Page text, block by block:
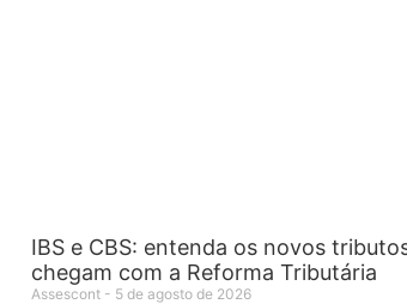
IBS e CBS: entenda os novos
chegam com a Reforma Tributária
Assescont 5 de agosto de 2026